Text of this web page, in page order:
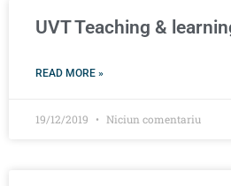
UVT Teaching &
READ MORE »
19/12/2019 Niciun comentariu